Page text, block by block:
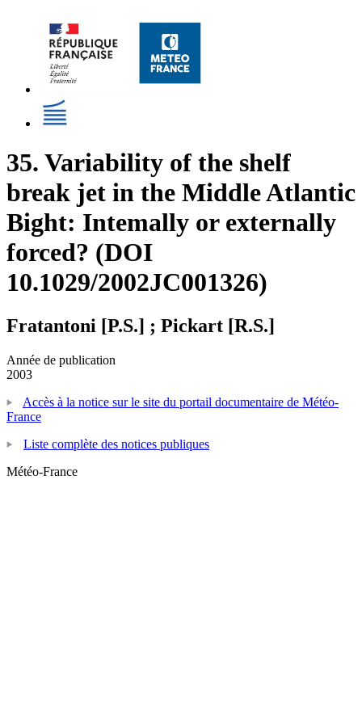
35. Variability of the shelf
break jet in the Middle Atlantic
Bight: Intemally or externally
forced? (DOI
10.1029/2002JC001326)
Fratantoni [P.S.] ; Pickart [R.S.]
Année de publication
2003
Accès à la notice sur le site du portail documentaire de Météo-
France
Liste complète des notices publiques
Météo-France